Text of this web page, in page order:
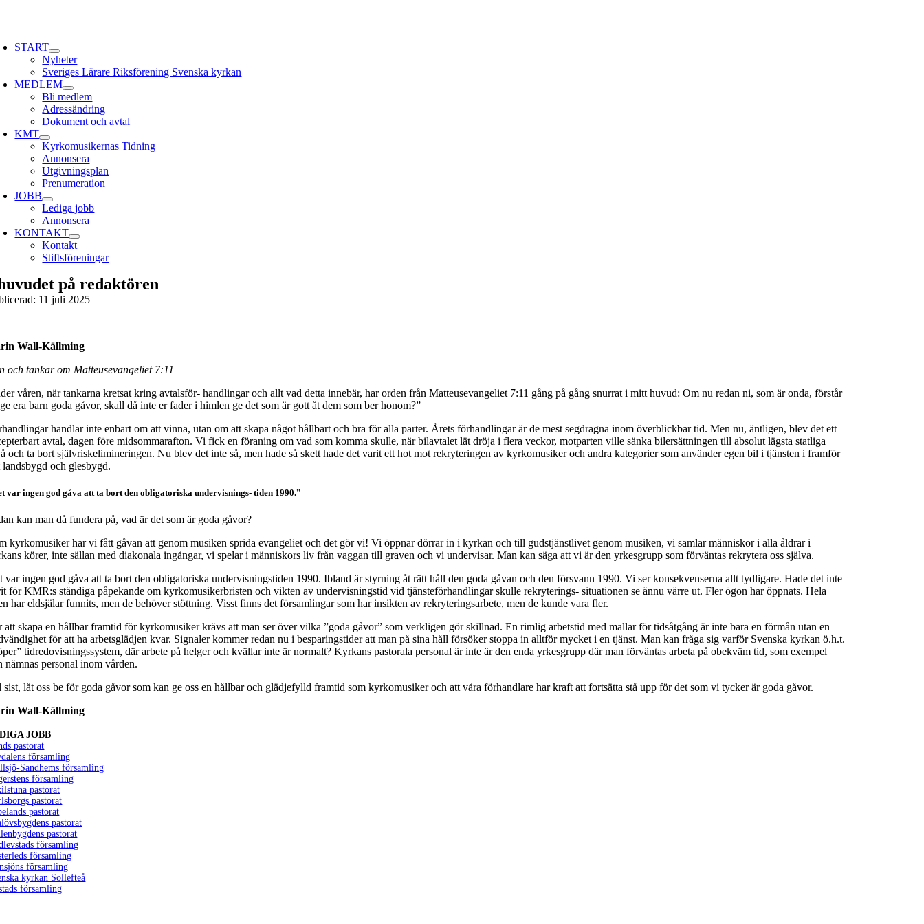
START
Nyheter
Sveriges Lärare Riksförening Svenska kyrkan
MEDLEM
Bli medlem
Adressändring
Dokument och avtal
KMT
Kyrkomusikernas Tidning
Annonsera
Utgivningsplan
Prenumeration
JOBB
Lediga jobb
Annonsera
KONTAKT
Kontakt
Stiftsföreningar
på redaktören
11 juli 2025
Wall-Källming
och tankar om Matteusevangeliet 7:11
våren, när tankarna kretsat kring avtalsför- handlingar och allt vad detta innebär, har orden från Matteusevangeliet 7:11 gång på gång snurrat i mitt huvud: Om nu redan ni, som är onda, förstår
era barn goda gåvor, skall då inte er fader i himlen ge det som är gott åt dem som ber honom?”
handlar inte enbart om att vinna, utan om att skapa något hållbart och bra för alla parter. Årets förhandlingar är de mest segdragna inom överblickbar tid. Men nu, äntligen, blev det ett
avtal, dagen före midsommarafton. Vi fick en föraning om vad som komma skulle, när bilavtalet lät dröja i flera veckor, motparten ville sänka bilersättningen till absolut lägsta statliga
och ta bort självriskelimineringen. Nu blev det inte så, men hade så skett hade det varit ett hot mot rekryteringen av kyrkomusiker och andra kategorier som använder egen bil i tjänsten i framför
landsbygd och glesbygd.
var ingen god gåva att ta bort den obligatoriska undervisnings- tiden 1990.”
kan man då fundera på, vad är det som är goda gåvor?
kyrkomusiker har vi fått gåvan att genom musiken sprida evangeliet och det gör vi! Vi öppnar dörrar in i kyrkan och till gudstjänstlivet genom musiken, vi samlar människor i alla åldrar i
körer, inte sällan med diakonala ingångar, vi spelar i människors liv från vaggan till graven och vi undervisar. Man kan säga att vi är den yrkesgrupp som förväntas rekrytera oss själva.
var ingen god gåva att ta bort den obligatoriska undervisningstiden 1990. Ibland är styrning åt rätt håll den goda gåvan och den försvann 1990. Vi ser konsekvenserna allt tydligare. Hade det inte
för KMR:s ständiga påpekande om kyrkomusikerbristen och vikten av undervisningstid vid tjänsteförhandlingar skulle rekryterings- situationen se ännu värre ut. Fler ögon har öppnats. Hela
har eldsjälar funnits, men de behöver stöttning. Visst finns det församlingar som har insikten av rekryteringsarbete, men de kunde vara fler.
att skapa en hållbar framtid för kyrkomusiker krävs att man ser över vilka ”goda gåvor” som verkligen gör skillnad. En rimlig arbetstid med mallar för tidsåtgång är inte bara en förmån utan en
för att ha arbetsglädjen kvar. Signaler kommer redan nu i besparingstider att man på sina håll försöker stoppa in alltför mycket i en tjänst. Man kan fråga sig varför Svenska kyrkan ö.h.t.
tidredovisningssystem, där arbete på helger och kvällar inte är normalt? Kyrkans pastorala personal är inte är den enda yrkesgrupp där man förväntas arbeta på obekväm tid, som exempel
nämnas personal inom vården.
sist, låt oss be för goda gåvor som kan ge oss en hållbar och glädjefylld framtid som kyrkomusiker och att våra förhandlare har kraft att fortsätta stå upp för det som vi tycker är goda gåvor.
Wall-Källming
JOBB
pastorat
församling
Sandhems församling
församling
pastorat
pastorat
pastorat
pastorat
pastorat
församling
församling
församling
kyrkan Sollefteå
församling